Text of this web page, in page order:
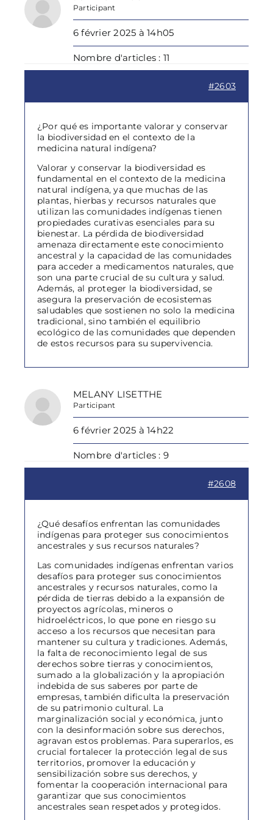
Participant
6 février 2025 à 14h05
Nombre d'articles : 11
#2603
¿Por qué es importante valorar y conservar
la biodiversidad en el contexto de la
medicina natural indígena?
Valorar y conservar la biodiversidad es
fundamental en el contexto de la medicina
natural indígena, ya que muchas de las
plantas, hierbas y recursos naturales que
utilizan las comunidades indígenas tienen
propiedades curativas esenciales para su
bienestar. La pérdida de biodiversidad
amenaza directamente este conocimiento
ancestral y la capacidad de las comunidades
para acceder a medicamentos naturales, que
son una parte crucial de su cultura y salud.
Además, al proteger la biodiversidad, se
asegura la preservación de ecosistemas
saludables que sostienen no solo la medicina
tradicional, sino también el equilibrio
ecológico de las comunidades que dependen
de estos recursos para su supervivencia.
MELANY LISETTHE
Participant
6 février 2025 à 14h22
Nombre d'articles : 9
#2608
¿Qué desafíos enfrentan las comunidades
indígenas para proteger sus conocimientos
ancestrales y sus recursos naturales?
Las comunidades indígenas enfrentan varios
desafíos para proteger sus conocimientos
ancestrales y recursos naturales, como la
pérdida de tierras debido a la expansión de
proyectos agrícolas, mineros o
hidroeléctricos, lo que pone en riesgo su
acceso a los recursos que necesitan para
mantener su cultura y tradiciones. Además,
la falta de reconocimiento legal de sus
derechos sobre tierras y conocimientos,
sumado a la globalización y la apropiación
indebida de sus saberes por parte de
empresas, también dificulta la preservación
de su patrimonio cultural. La
marginalización social y económica, junto
con la desinformación sobre sus derechos,
agravan estos problemas. Para superarlos, es
crucial fortalecer la protección legal de sus
territorios, promover la educación y
sensibilización sobre sus derechos, y
fomentar la cooperación internacional para
garantizar que sus conocimientos
ancestrales sean respetados y protegidos.